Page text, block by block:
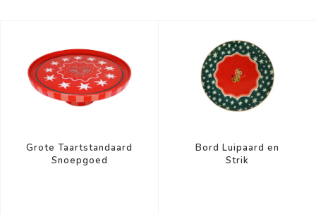
Grote Taartstandaard
Snoepgoed
Bord Luipaard en
Strik